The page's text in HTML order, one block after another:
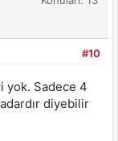
#10
yok. Sadece 4
diyebilir